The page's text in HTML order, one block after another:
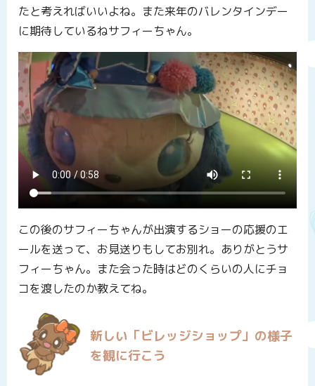
たと考えればいいよね。また来年のバレンタインデー
に期待しているねサフィーちゃん。
この後のサフィーちゃんが出演するショーの応援のエ
ールを送って、お見送りもしてお別れ。ありがとうサ
フィーちゃん。また会った時はどのくらいの人にチョ
コを渡したのか教えてね。
新しい「ビレッジショップ」の様子
を観に行こう